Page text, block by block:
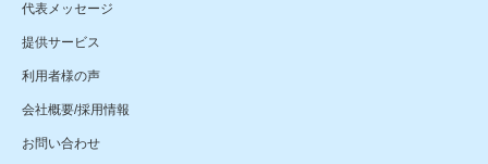
代表メッセージ
提供サービス
利用者様の声
会社概要/採用情報
お問い合わせ